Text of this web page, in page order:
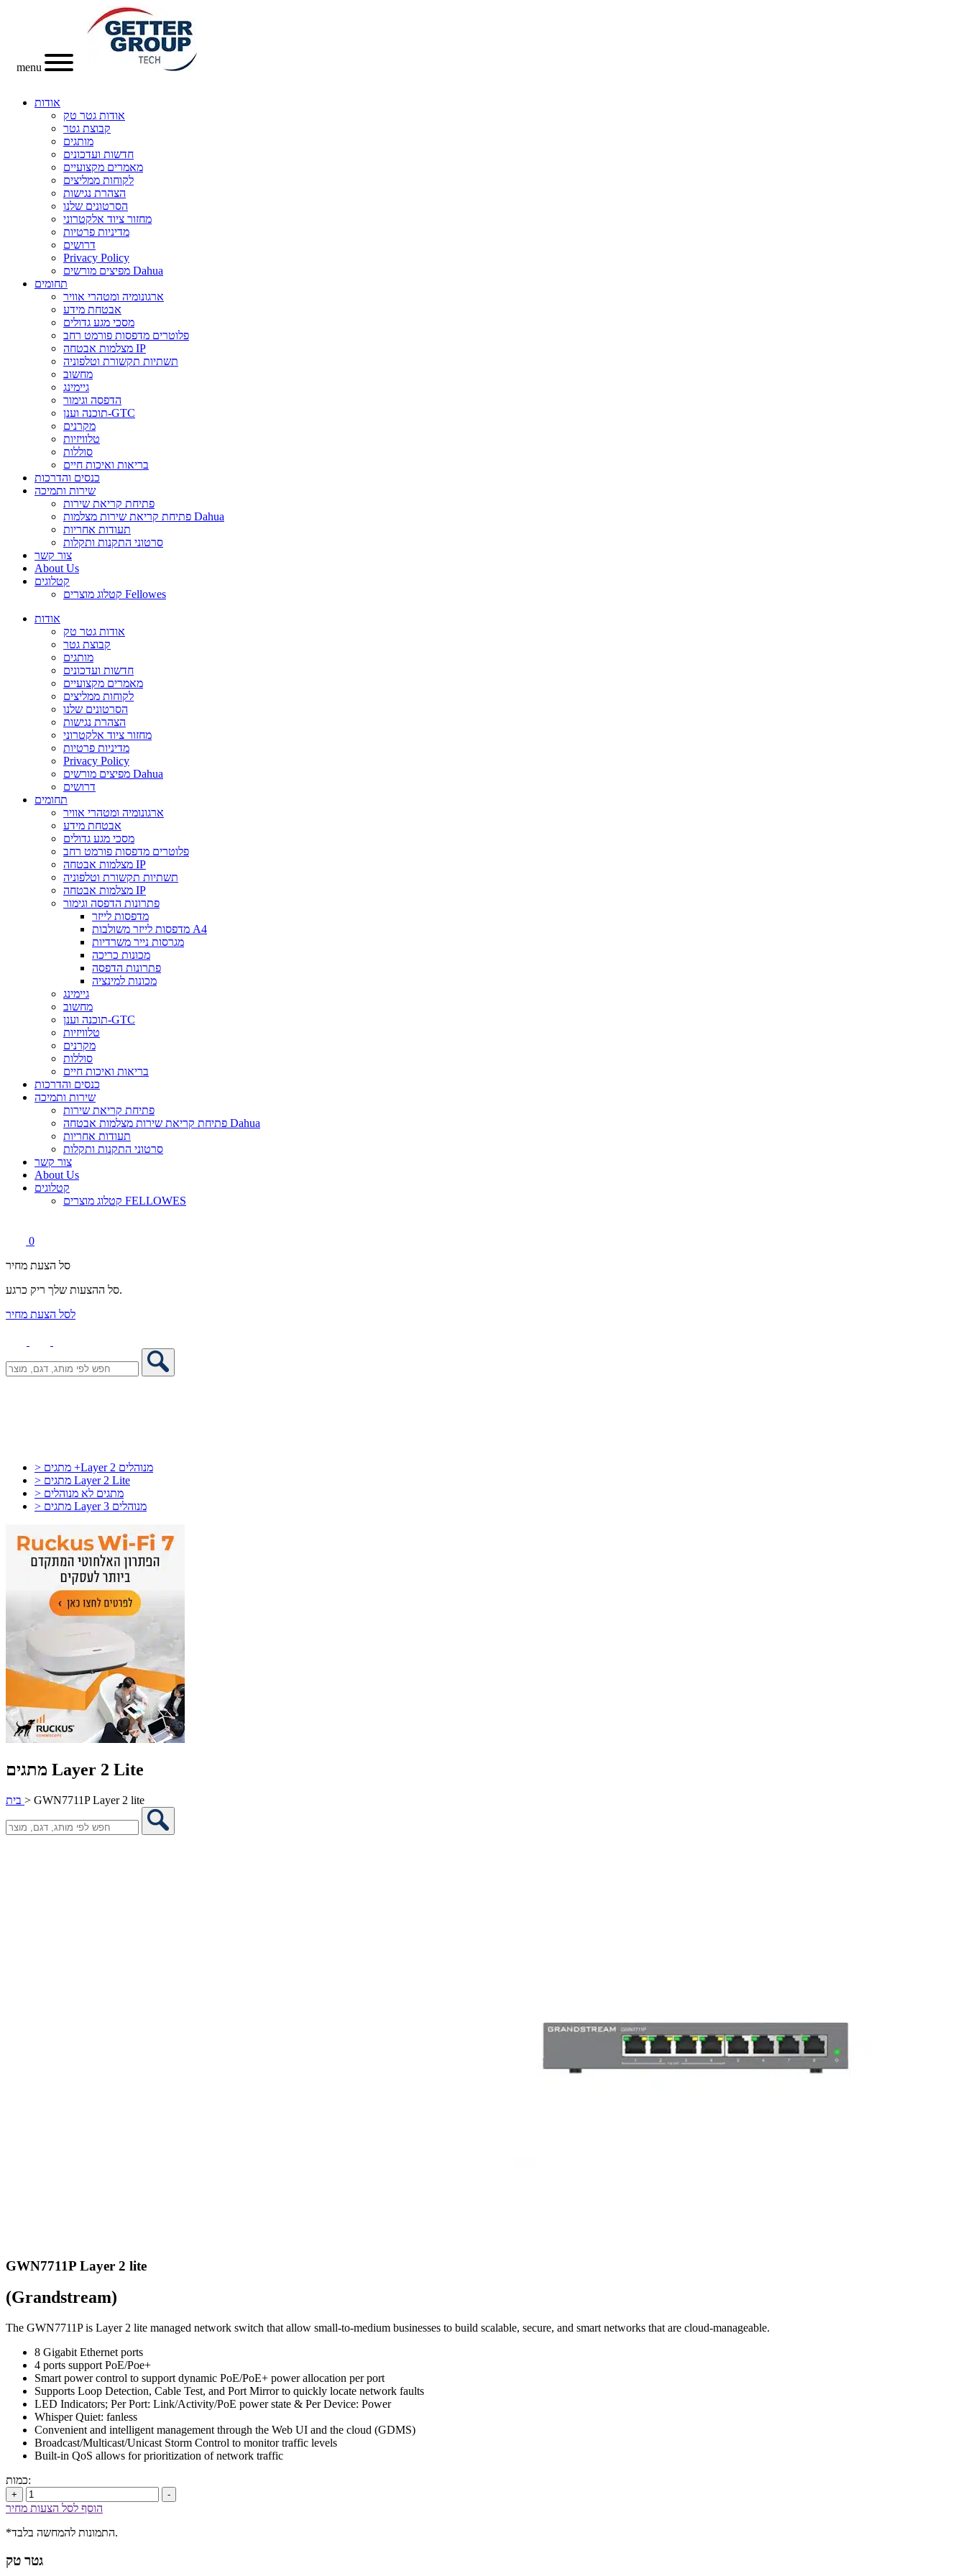
menu
אודות
אודות גטר טק
קבוצת גטר
מותגים
חדשות ועדכונים
מאמרים מקצועיים
לקוחות ממליצים
הצהרת נגישות
הסרטונים שלנו
מחזור ציוד אלקטרוני
מדיניות פרטיות
דרושים
Privacy Policy
מפיצים מורשים Dahua
תחומים
ארגונומיה ומטהרי אוויר
אבטחת מידע
מסכי מגע גדולים
פלוטרים מדפסות פורמט רחב
מצלמות אבטחה IP
תשתיות תקשורת וטלפוניה
מחשוב
גיימינג
הדפסה וגימור
תוכנה וענן-GTC
מקרנים
טלוויזיות
סוללות
בריאות ואיכות חיים
כנסים והדרכות
שירות ותמיכה
פתיחת קריאת שירות
פתיחת קריאת שירות מצלמות Dahua
תעודות אחריות
סרטוני התקנות ותקלות
צור קשר
About Us
קטלוגים
קטלוג מוצרים Fellowes
אודות
אודות גטר טק
קבוצת גטר
מותגים
חדשות ועדכונים
מאמרים מקצועיים
לקוחות ממליצים
הסרטונים שלנו
הצהרת נגישות
מחזור ציוד אלקטרוני
מדיניות פרטיות
Privacy Policy
מפיצים מורשים Dahua
דרושים
תחומים
ארגונומיה ומטהרי אוויר
אבטחת מידע
מסכי מגע גדולים
פלוטרים מדפסות פורמט רחב
מצלמות אבטחה IP
תשתיות תקשורת וטלפוניה
מצלמות אבטחה IP
פתרונות הדפסה וגימור
מדפסות לייזר
מדפסות לייזר משולבות A4
מגרסות נייר משרדיות
מכונות כריכה
פתרונות הדפסה
מכונות למינציה
גיימינג
מחשוב
תוכנה וענן-GTC
טלוויזיות
מקרנים
סוללות
בריאות ואיכות חיים
כנסים והדרכות
שירות ותמיכה
פתיחת קריאת שירות
פתיחת קריאת שירות מצלמות אבטחה Dahua
תעודות אחריות
סרטוני התקנות ותקלות
צור קשר
About Us
קטלוגים
קטלוג מוצרים FELLOWES
0
סל הצעת מחיר
סל ההצעות שלך ריק כרגע.
לסל הצעת מחיר
> מתגים +Layer 2 מנוהלים
> מתגים Layer 2 Lite
> מתגים לא מנוהלים
> מתגים Layer 3 מנוהלים
מתגים Layer 2 Lite
> GWN7711P Layer 2 lite
GWN7711P Layer 2 lite
(Grandstream)
The GWN7711P is Layer 2 lite managed network switch that allow small-to-medium businesses to build scalable, secure, and smart networks that are cloud-manageable.
8 Gigabit Ethernet ports
4 ports support PoE/Poe+
Smart power control to support dynamic PoE/PoE+ power allocation per port
Supports Loop Detection, Cable Test, and Port Mirror to quickly locate network faults
LED Indicators; Per Port: Link/Activity/PoE power state & Per Device: Power
Whisper Quiet: fanless
Convenient and intelligent management through the Web UI and the cloud (GDMS)
Broadcast/Multicast/Unicast Storm Control to monitor traffic levels
Built-in QoS allows for prioritization of network traffic
כמות:
+ -
הוסף לסל הצעות מחיר
*התמונות להמחשה בלבד.
גטר טק